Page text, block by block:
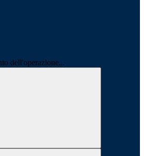
dell'operazione...